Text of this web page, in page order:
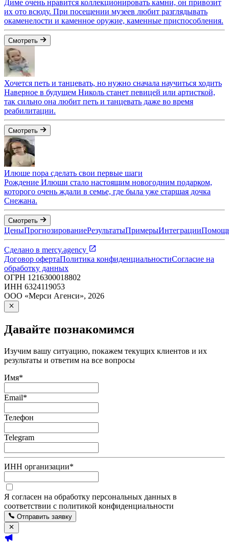
Диме очень нравится коллекционировать камни, он привозит
их ото всюду. При посещении музеев любит разглядывать
окаменелости и каменное оружие, каменные приспособления.
Смотреть
Хочется петь и танцевать, но нужно сначала научиться ходить
Наверное в будущем Николь станет певицей или артисткой,
так сильно она любит петь и танцевать даже во время
реабилитации.
Смотреть
Илюше пора сделать свои первые шаги
Рождение Илюши стало настоящим новогодним подарком,
которого очень ждали в семье, где была уже старшая дочка
Снежана.
Смотреть
ЦеныПрогнозированиеРезультатыПримерыИнтеграции
Сделано в mercy.agency
Договор офертаПолитика конфиденциальностиСогласие на
обработку данных
ОГРН 1216300018802
ИНН 6324119053
ООО «Мерси Агенси», 2026
Давайте познакомимся
Изучим вашу ситуацию, покажем текущих клиентов и их
результаты и ответим на все вопросы
Имя*
Email*
Телефон
Telegram
ИНН организации*
Я согласен на обработку персональных данных в
соответствии с политикой конфиденциальности
Отправить заявку